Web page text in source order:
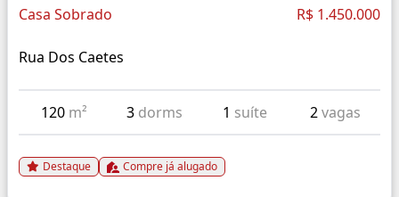
Casa Sobrado R$ 1.450.000
Rua Dos Caetes
120 m² 3 dorms 1 suíte 2vagas
Destaque Compre já alugado